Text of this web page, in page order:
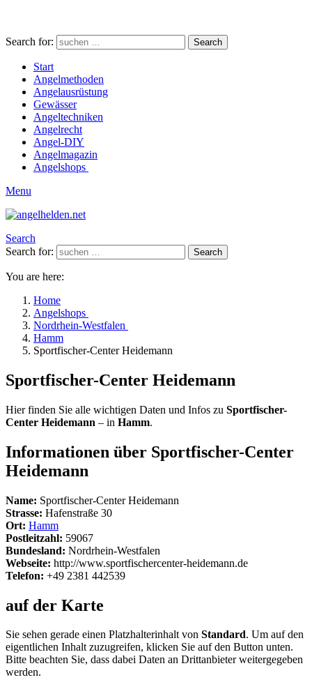
Search for: Search
Start
Angelmethoden
Angelausrüstung
Gewässer
Angeltechniken
Angelrecht
Angel-DIY
Angelmagazin
Angelshops
Menu
Search
Search for:
Search
You are here:
Home
Angelshops
Nordrhein-Westfalen
Hamm
Sportfischer-Center Heidemann
Sportfischer-Center Heidemann
Hier finden Sie alle wichtigen Daten und Infos zu Sportfischer-
Center Heidemann – in Hamm.
Informationen über Sportfischer-Center
Heidemann
Name: Sportfischer-Center Heidemann
Strasse: Hafenstraße 30
Ort: Hamm
Postleitzahl: 59067
Bundesland: Nordrhein-Westfalen
Webseite: http://www.sportfischercenter-heidemann.de
Telefon: +49 2381 442539
auf der Karte
Sie sehen gerade einen Platzhalterinhalt von Standard. Um auf den
eigentlichen Inhalt zuzugreifen, klicken Sie auf den Button unten.
Bitte beachten Sie, dass dabei Daten an Drittanbieter weitergegeben
werden.